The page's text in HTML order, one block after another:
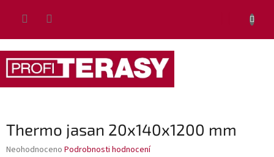
Thermo jasan 20x140x1200 mm
Průměrné
Neohodnoceno Podrobnosti hodnocení